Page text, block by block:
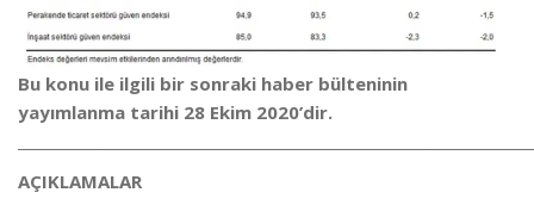
Bu konu ile ilgili bir sonraki haber bülteninin
yayımlanma tarihi 28 Ekim 2020’dir.
AÇIKLAMALAR